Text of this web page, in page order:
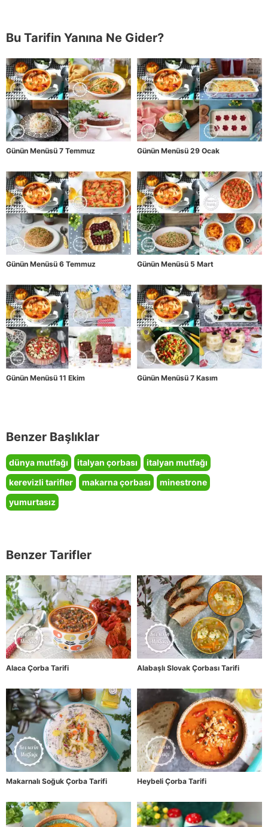
Bu Tarifin Yanına Ne Gider?
Günün Menüsü 7 Temmuz Günün Menüsü 29 Ocak
Günün Menüsü 6 Temmuz Günün Menüsü 5 Mart
Günün Menüsü 11 Ekim Günün Menüsü 7 Kasım
Benzer Başlıklar
dünya mutfağı italyan çorbası
italyan mutfağı
kerevizli tarifler
makarna çorbası
minestrone
yumurtasız
Benzer Tarifler
Alaca Çorba Tarifi Alabaşlı Slovak Çorbası Tarifi
Makarnalı Soğuk Çorba Tarifi Heybeli Çorba Tarifi